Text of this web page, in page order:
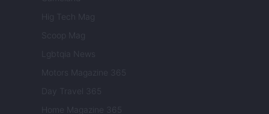
Hig Tech Mag
Scoop Mag
Lgbtqia News
Motors Magazine 365
Day Travel 365
Home Magazine 365